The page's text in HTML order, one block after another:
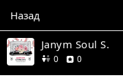
Назад
Janym Soul S.
0друзей
0отзывов